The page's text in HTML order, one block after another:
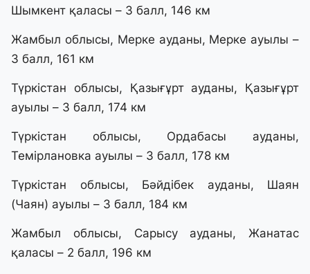
Шымкент қаласы – 3 балл, 146 км
Жамбыл облысы, Мерке ауданы, Мерке ауылы –
3 балл, 161 км
Түркістан облысы, Қазығұрт ауданы, Қазығұрт
ауылы – 3 балл, 174 км
Түркістан облысы, Ордабасы ауданы,
Темірлановка ауылы – 3 балл, 178 км
Түркістан облысы, Бәйдібек ауданы, Шаян
(Чаян) ауылы – 3 балл, 184 км
Жамбыл облысы, Сарысу ауданы, Жанатас
қаласы – 2 балл, 196 км